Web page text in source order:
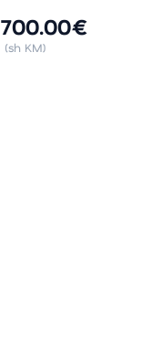
700.00€
(sh KM)